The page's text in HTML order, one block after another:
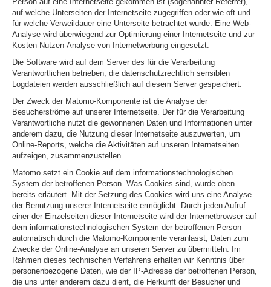
auf welche Unterseiten der Internetseite zugegriffen oder wie oft und
für welche Verweildauer eine Unterseite betrachtet wurde. Eine Web-
Analyse wird überwiegend zur Optimierung einer Internetseite und zur
Kosten-Nutzen-Analyse von Internetwerbung eingesetzt.
Die Software wird auf dem Server des für die Verarbeitung
Verantwortlichen betrieben, die datenschutzrechtlich sensiblen
Logdateien werden ausschließlich auf diesem Server gespeichert.
Der Zweck der Matomo-Komponente ist die Analyse der
Besucherströme auf unserer Internetseite. Der für die Verarbeitung
Verantwortliche nutzt die gewonnenen Daten und Informationen unter
anderem dazu, die Nutzung dieser Internetseite auszuwerten, um
Online-Reports, welche die Aktivitäten auf unseren Internetseiten
aufzeigen, zusammenzustellen.
Matomo setzt ein Cookie auf dem informationstechnologischen
System der betroffenen Person. Was Cookies sind, wurde oben
bereits erläutert. Mit der Setzung des Cookies wird uns eine Analyse
der Benutzung unserer Internetseite ermöglicht. Durch jeden Aufruf
einer der Einzelseiten dieser Internetseite wird der Internetbrowser auf
dem informationstechnologischen System der betroffenen Person
automatisch durch die Matomo-Komponente veranlasst, Daten zum
Zwecke der Online-Analyse an unseren Server zu übermitteln. Im
Rahmen dieses technischen Verfahrens erhalten wir Kenntnis über
personenbezogene Daten, wie der IP-Adresse der betroffenen Person,
die uns unter anderem dazu dient, die Herkunft der Besucher und